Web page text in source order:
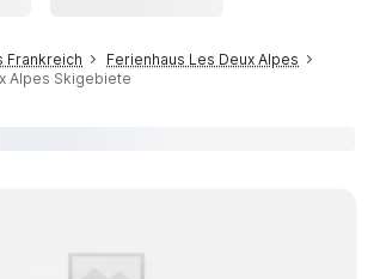
Frankreich
Ferienhaus Les Deux Alpes
Alpes Skigebiete